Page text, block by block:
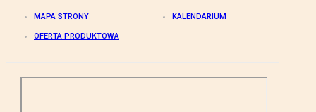
MAPA STRONY KALENDARIUM
OFERTA PRODUKTOWA